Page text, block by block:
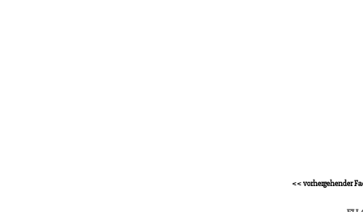
<< vorhergehender